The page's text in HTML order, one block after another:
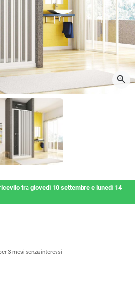
zoom_in
tra giovedì 10 settembree lunedì 14
3 mesi senza interessi